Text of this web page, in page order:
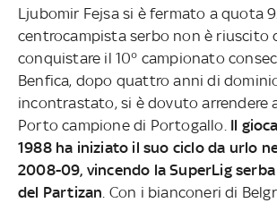
Ljubomir Fejsa si è fermato a quota
centrocampista serbo non è riuscito
conquistare il 10° campionato
Benfica, dopo quattro anni di
incontrastato, si è dovuto arrendere
Porto campione di Portogallo. Il
1988 ha iniziato il suo ciclo da urlo
2008-09, vincendo la SuperLig
del Partizan . Con i bianconeri di